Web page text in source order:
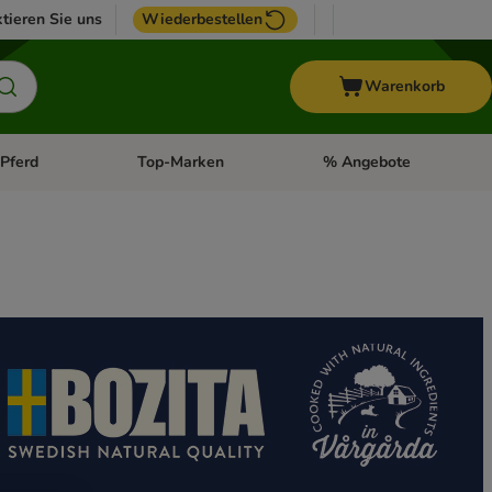
Sie uns Wiederbestellen
Warenkorb
Fisch Menü öffnen: Vogel
Pferd Kategorie-Menü öffnen: Pferd
Top-Marken Kategorie-Menü öffnen:
% Angebote